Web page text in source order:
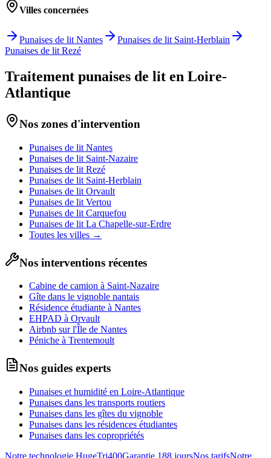
Villes concernées
Punaises de lit Nantes Punaises de lit Saint-Herblain
Punaises de lit Rezé
Traitement punaises de lit en Loire-
Atlantique
Nos zones d'intervention
Punaises de lit Nantes
Punaises de lit Saint-Nazaire
Punaises de lit Rezé
Punaises de lit Saint-Herblain
Punaises de lit Orvault
Punaises de lit Vertou
Punaises de lit Carquefou
Punaises de lit La Chapelle-sur-Erdre
Toutes les villes →
Nos interventions récentes
Cabine de camion à Saint-Nazaire
Gîte dans le vignoble nantais
Résidence étudiante à Nantes
EHPAD à Orvault
Airbnb sur l'Île de Nantes
Péniche à Trentemoult
Nos guides experts
Punaises et humidité en Loire-Atlantique
Punaises dans les transports routiers
Punaises dans les gîtes du vignoble
Punaises dans les résidences étudiantes
Punaises dans les copropriétés
Notre technologie HugeTri400Garantie 188 joursNos tarifsNotre